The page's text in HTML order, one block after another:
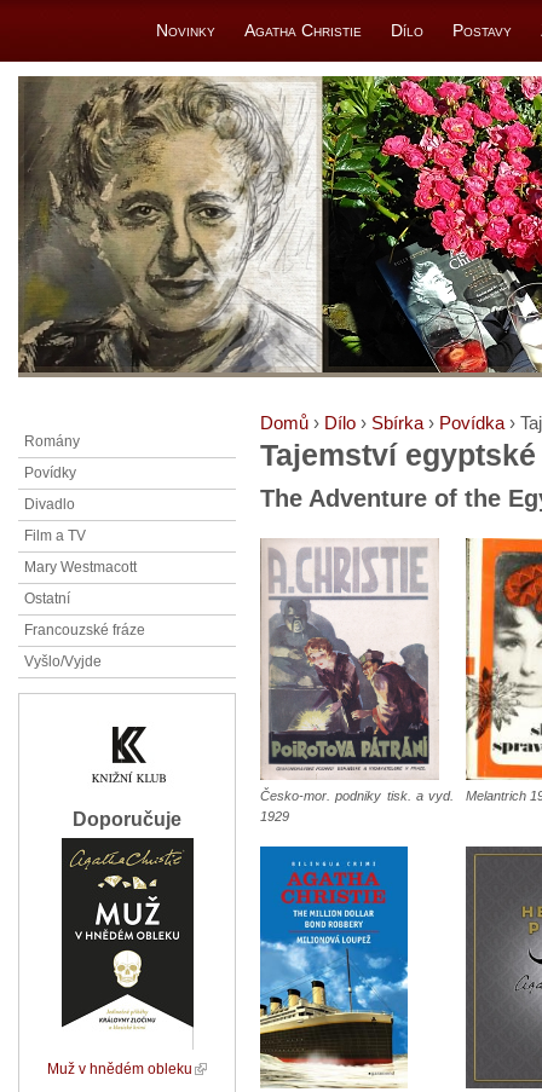
Novinky Agatha Christie Dílo Postavy
Domů › Dílo › Sbírka › Povídka ›
Tajemství
The Adventure of the
Česko-mor. podniky tisk. a vyd.
1929
Melantrich
Romány
Povídky
Divadlo
Film a TV
Mary Westmacott
Ostatní
Francouzské fráze
Vyšlo/Vyjde
Doporučuje
Muž v hnědém obleku